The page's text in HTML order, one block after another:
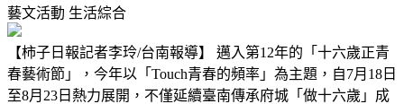
藝文活動 生活綜合
【柿子日報記者李玲/台南報導】 邁入第12年的「十六歲正青
春藝術節」，今年以「Touch青春的頻率」為主題，自7月18日
至8月23日熱力展開，不僅延續臺南傳承府城「做十六歲」成